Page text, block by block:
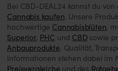
Bei CBD-DEAL24 kannst du
Cannabis kaufen. Unsere
hochwertige Cannabisblüten,
Superior, PHC und CBD sowie
Anbauprodukte. Qualität,
Informationen stehen dabei im
Preisvergleiche und des